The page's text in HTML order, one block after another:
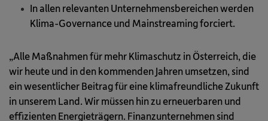
In allen relevanten Unternehmensbereichen werden
Klima-Governance und Mainstreaming forciert.
„Alle Maßnahmen für mehr Klimaschutz in Österreich, die
wir heute und in den kommenden Jahren umsetzen, sind
ein wesentlicher Beitrag für eine klimafreundliche Zukunft
in unserem Land. Wir müssen hin zu erneuerbaren und
effizienten Energieträgern. Finanzunternehmen sind